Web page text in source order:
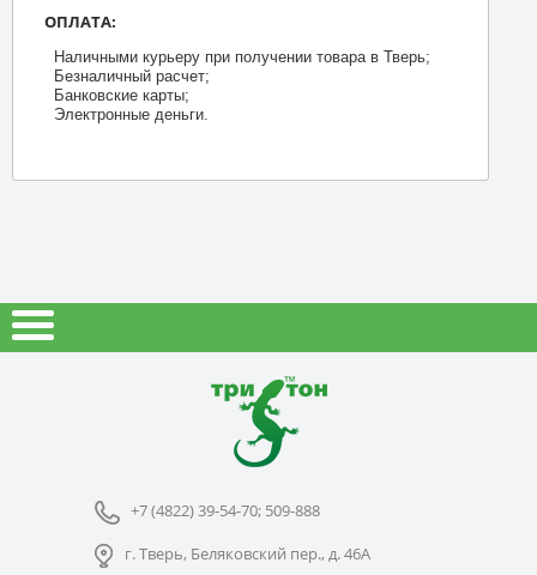
ОПЛАТА:
Наличными курьеру при получении товара в Тверь;
Безналичный расчет;
Банковские карты;
Электронные деньги.
+7 (4822) 39-54-70; 509-888
г. Тверь, Беляковский пер., д. 46А